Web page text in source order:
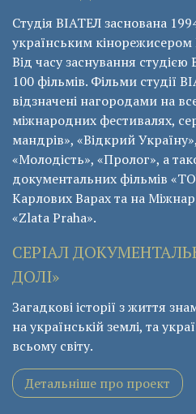
Студія ВІАТЕЛ заснована
українським
Від часу заснування
100 фільмів. Фільми студії
відзначені нагородами на
міжнародних фестивалях,
мандрів», «Відкрий
«Молодість», «Пролог», а
документальних фільмів
Карлових Варах та на
«Zlata Praha».
СЕРІАЛ
ДОЛІ»
Загадкові історії з життя
на українській землі, та
всьому світу.
Детальніше про проект